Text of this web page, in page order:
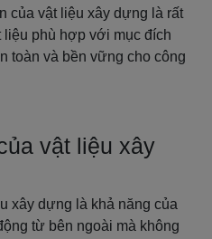
của vật liệu xây dựng là rất
phù hợp với mục đích
toàn và bền vững cho công
vật liệu xây
xây dựng là khả năng của
từ bên ngoài mà không